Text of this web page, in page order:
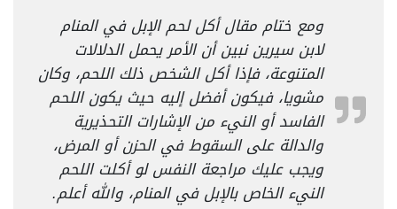
ومع ختام مقال أكل لحم الإبل في المنام
لابن سيرين نبين أن الأمر يحمل الدلالات
المتنوعة، فإذا أكل الشخص ذلك اللحم، وكان
مشويا، فيكون أفضل إليه حيث يكون اللحم
الفاسد أو النيء من الإشارات التحذيرية
والدالة على السقوط في الحزن أو المرض،
ويجب عليك مراجعة النفس لو أكلت اللحم
النيء الخاص بالإبل في المنام، والله أعلم.